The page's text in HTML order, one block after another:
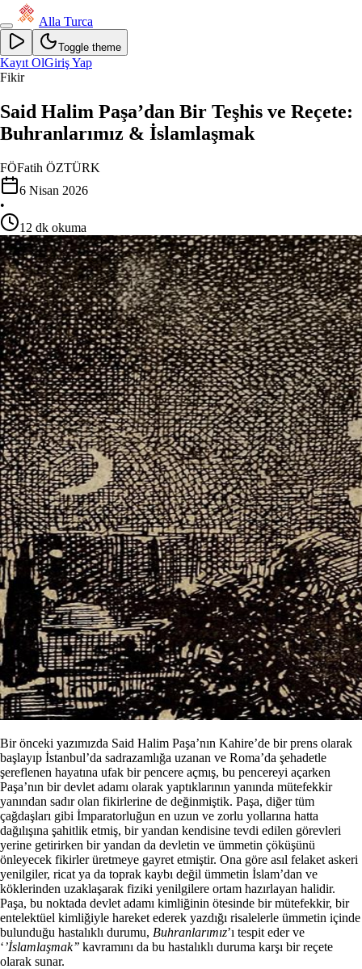
Alla Turca
Toggle theme
Kayıt OlGiriş Yap
Fikir
Said Halim Paşa’dan Bir Teşhis ve Reçete:
Buhranlarımız & İslamlaşmak
FÖFatih ÖZTÜRK
6 Nisan 2026
•
12 dk okuma
Bir önceki yazımızda Said Halim Paşa’nın Kahire’de bir prens olarak
başlayıp İstanbul’da sadrazamlığa uzanan ve Roma’da şehadetle
şereflenen hayatına ufak bir pencere açmış, bu pencereyi açarken
Paşa’nın bir devlet adamı olarak yaptıklarının yanında mütefekkir
yanından sadır olan fikirlerine de değinmiştik. Paşa, diğer tüm
çağdaşları gibi İmparatorluğun en uzun ve zorlu yollarına hatta
dağılışına şahitlik etmiş, bir yandan kendisine tevdi edilen görevleri
yerine getirirken bir yandan da devletin ve ümmetin çöküşünü
önleyecek fikirler üretmeye gayret etmiştir. Ona göre asıl felaket askeri
yenilgiler, ricat ya da toprak kaybı değil ümmetin İslam’dan ve
köklerinden uzaklaşarak fiziki yenilgilere ortam hazırlayan halidir.
Paşa, bu noktada devlet adamı kimliğinin ötesinde bir mütefekkir, bir
entelektüel kimliğiyle hareket ederek yazdığı risalelerle ümmetin içinde
bulunduğu hastalıklı durumu, Buhranlarımız’ı tespit eder ve
‘’İslamlaşmak’’ kavramını da bu hastalıklı duruma karşı bir reçete
olarak sunar.